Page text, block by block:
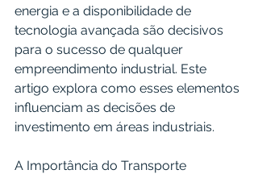
energia e a disponibilidade de
tecnologia avançada são decisivos
para o sucesso de qualquer
empreendimento industrial. Este
artigo explora como esses elementos
influenciam as decisões de
investimento em áreas industriais.
A Importância do Transporte